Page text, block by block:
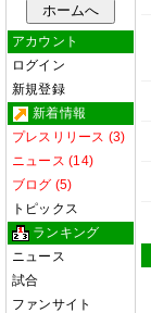
アカウント
ログイン
新規登録
新着情報
プレスリリース (3)
ニュース (14)
ブログ (5)
トピックス
ランキング
ニュース
試合
ファンサイト